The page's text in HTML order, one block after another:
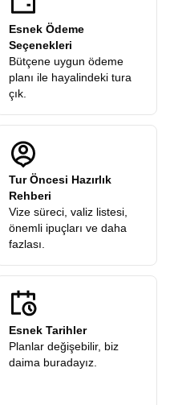
Esnek Ödeme
Seçenekleri
Bütçene uygun ödeme
planı ile hayalindeki tura
çık.
Tur Öncesi Hazırlık
Rehberi
Vize süreci, valiz listesi,
önemli ipuçları ve daha
fazlası.
Esnek Tarihler
Planlar değişebilir, biz
daima buradayız.